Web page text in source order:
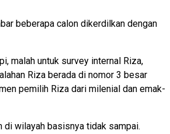
beberapa calon dikerdilkan dengan
malah untuk survey internal Riza,
Riza berada di nomor 3 besar
pemilih Riza dari milenial dan emak-
di wilayah basisnya tidak sampai.